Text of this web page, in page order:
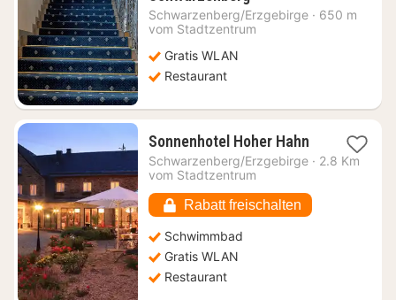
Nacht
ab
Schwarzenberg/Erzgebirge · 650 m
vom Stadtzentrum
Gratis WLAN
Restaurant
Sonnenhotel Hoher Hahn1
Nacht
€
Schwarzenberg/Erzgebirge · 2.8 Km
vom Stadtzentrum
Rabatt freischalten
Schwimmbad
Gratis WLAN
Restaurant